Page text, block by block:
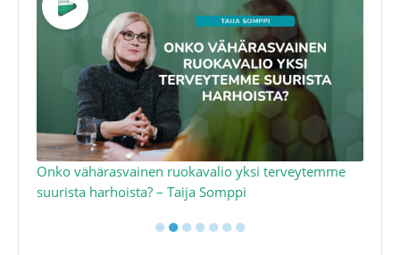
Onko vähärasvainen ruokavalio yksi terveytemme
suurista harhoista? – Taija Somppi
●●●●●●●